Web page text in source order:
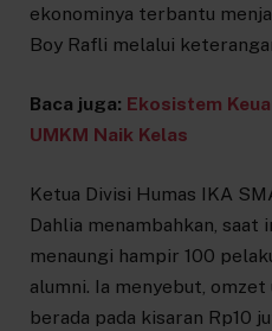
ekonominya terbantu
Boy Rafli melalui
Baca juga: Ekosistem
UMKM Naik Kelas
Ketua Divisi Humas IKA
Dahlia menambahkan,
menaungi hampir 100
alumni. Ia menyebut,
berada pada kisaran Rp10